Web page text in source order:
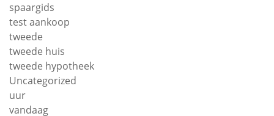
spaargids
test aankoop
tweede
tweede huis
tweede hypotheek
Uncategorized
uur
vandaag